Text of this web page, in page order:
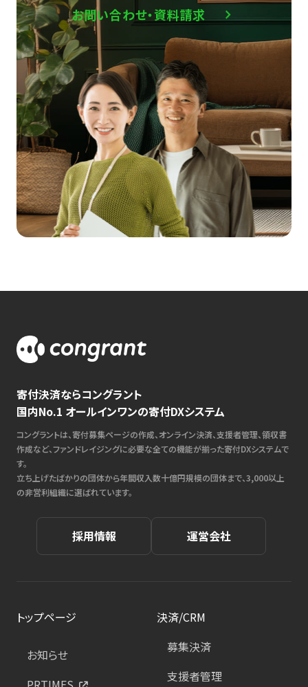
お問い合わせ・資料請求
寄付決済ならコングラント
国内No.1 オールインワンの寄付DXシステム
コングラントは、寄付募集ページの作成、オンライン決済、支援者管理、領収書
作成など、ファンドレイジングに必要な全ての機能が揃った寄付DXシステムで
す。
立ち上げたばかりの団体から年間収入数十億円規模の団体まで、3,000以上
の非営利組織に選ばれています。
採用情報 運営会社
トップページ
お知らせ
決済/CRM
募集決済
支援者管理